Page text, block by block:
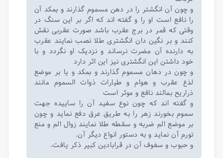
و چون آن انگشتر را در دهن مسموم گذارند و بمکد آن
را نافع است او را و گفته اند که اگر بر این سنگ در
وقتی که قمر در برج عقرب باشد صورت عقربی نقش
کنند و بر نگین دان انگشتری طلا نصب نمایند عقرب
به دارنده آن مضرت نرساند و نزدیک او نگردد و با
خود داشتن این انگشتری نیز این اثر دارد
و چون در دهان مسموم گذارند و بمکد و یا بر موضع
لذع عقرب و هوام و طیارات ذوات السموم مانند
ذراریح بمالند نافع و موثر است
و گفته اند که چون نوع سفید آن را ساییده جهت
سموم بخورند زهر را به طریق عرق دفع نماید و چون
بر موضع الم ضربه و سقطه طلا نمایند زوال الم و منع
تورم آن نماید و به دستور انواع دیگر آن.
و حبوب و سفوف آن در قرابادین کبیر ذکر یافت.